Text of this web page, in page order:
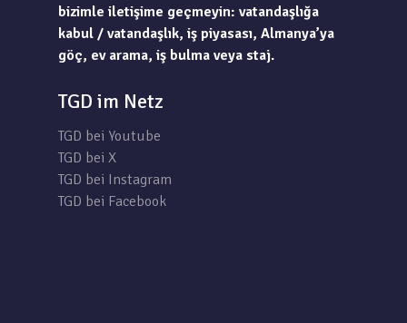
bizimle iletişime geçmeyin: vatandaşlığa
kabul / vatandaşlık, iş piyasası, Almanya’ya
göç, ev arama, iş bulma veya staj.
TGD im Netz
TGD bei Youtube
TGD bei X
TGD bei Instagram
TGD bei Facebook